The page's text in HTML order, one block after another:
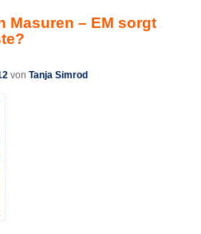
Masuren – EM sorgt
vonTanja Simrod